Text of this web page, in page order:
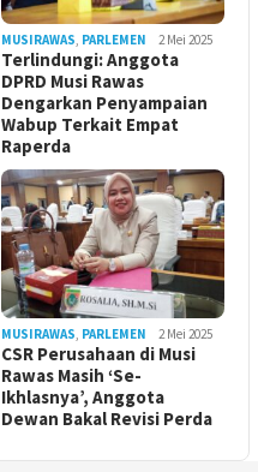
MUSIRAWAS, PARLEMEN 2 Mei 2025
Terlindungi: Anggota
DPRD Musi Rawas
Dengarkan Penyampaian
Wabup Terkait Empat
Raperda
MUSIRAWAS, PARLEMEN 2 Mei 2025
CSR Perusahaan di Musi
Rawas Masih ‘Se-
Ikhlasnya’, Anggota
Dewan Bakal Revisi Perda ‎